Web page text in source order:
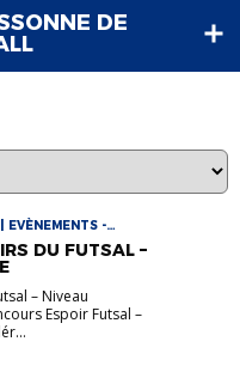
DE
EVÈNEMENTS -
DU FUTSAL –
– Niveau
Espoir Futsal –